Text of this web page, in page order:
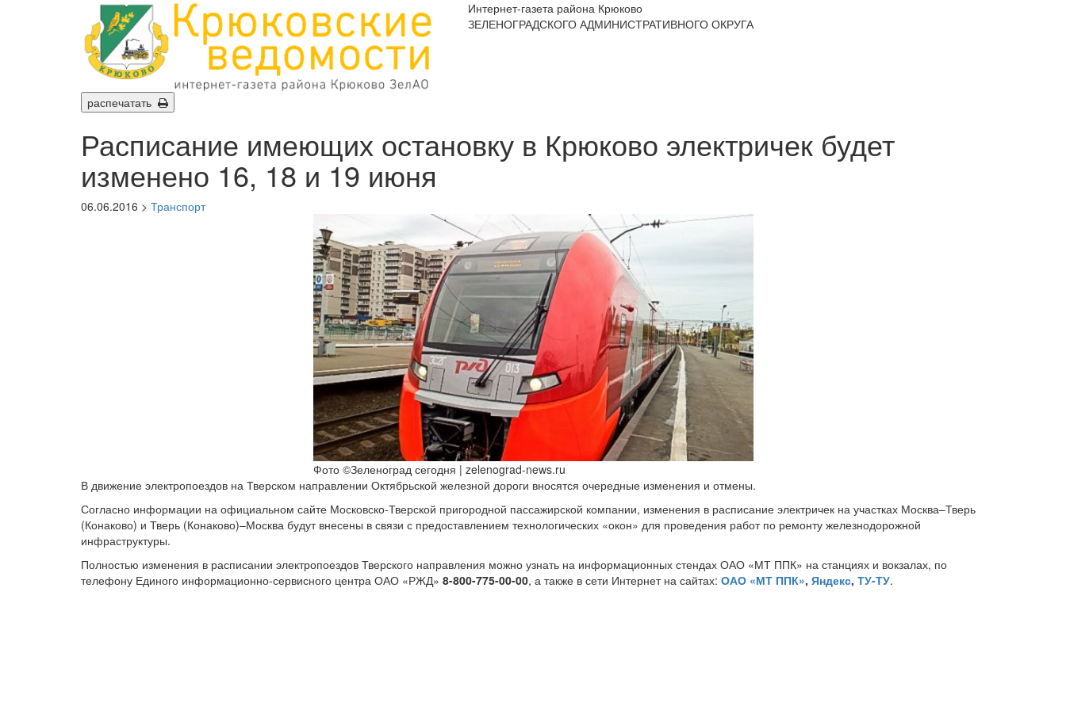
Интернет-газета района Крюково
ЗЕЛЕНОГРАДСКОГО АДМИНИСТРАТИВНОГО ОКРУГА
распечатать
Расписание имеющих остановку в Крюково электричек будет
изменено 16, 18 и 19 июня
06.06.2016 > Транспорт
Фото ©Зеленоград сегодня | zelenograd-news.ru
В движение электропоездов на Тверском направлении Октябрьской железной дороги вносятся очередные изменения и отмены.
Согласно информации на официальном сайте Московско-Тверской пригородной пассажирской компании, изменения в расписание электричек на участках Москва–Тверь
(Конаково) и Тверь (Конаково)–Москва будут внесены в связи с предоставлением технологических «окон» для проведения работ по ремонту железнодорожной
инфраструктуры.
Полностью изменения в расписании электропоездов Тверского направления можно узнать на информационных стендах ОАО «МТ ППК» на станциях и вокзалах, по
телефону Единого информационно-сервисного центра ОАО «РЖД» 8-800-775-00-00, а также в сети Интернет на сайтах: ОАО «МТ ППК», Яндекс, ТУ-ТУ.